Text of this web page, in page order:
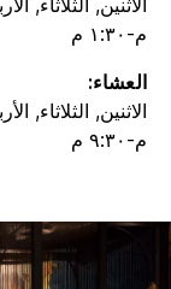
م-١:٣٠ م
العشاء:
م-٩:٣٠ م